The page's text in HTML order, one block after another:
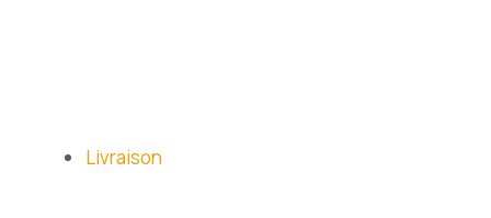
Livraison